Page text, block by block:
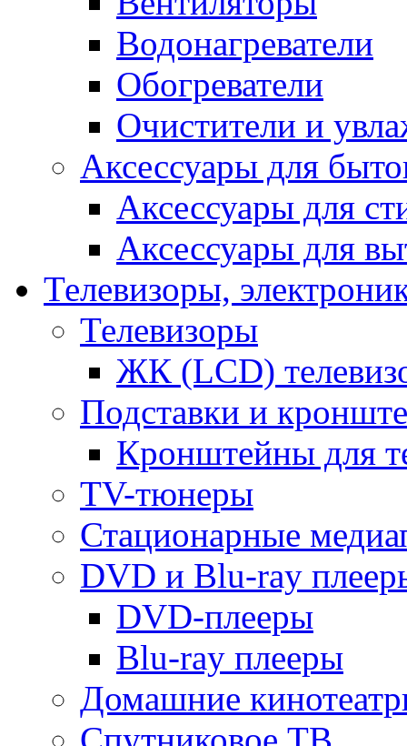
Водонагреватели
Обогреватели
Очистители и
Аксессуары для
Аксессуары для
Аксессуары для
Телевизоры,
Телевизоры
ЖК (LCD)
Подставки и
Кронштейны для
TV-тюнеры
Стационарные
DVD и Blu-ray
DVD-плееры
Blu-ray плееры
Домашние